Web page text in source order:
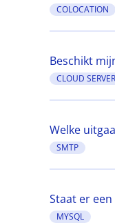
COLOCATION
Beschikt
CLOUD
Welke
SMTP
Staat er
MYSQL